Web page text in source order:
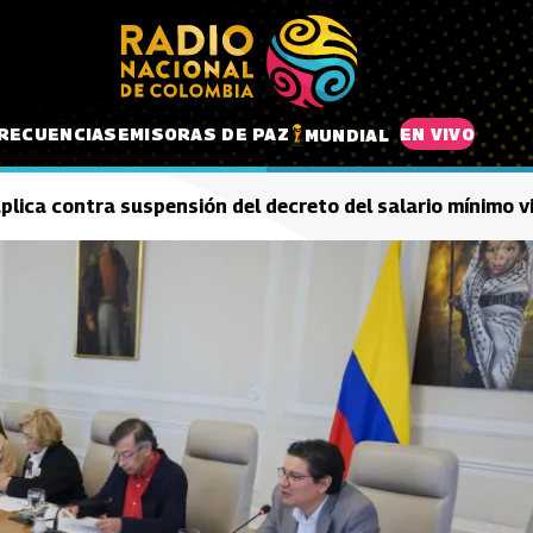
EMISORAS DE PAZ MUNDIAL EN VIVO
contra suspensión del decreto del salario mínimo